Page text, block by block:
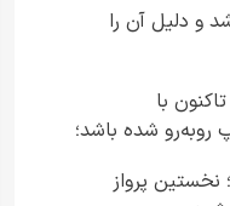
ایران شد و دلیل آن را
با
روبه‌رو شده باشد؛
جنگنده نسل ششم آمریکا F-۴۷؛ نخستین پرواز